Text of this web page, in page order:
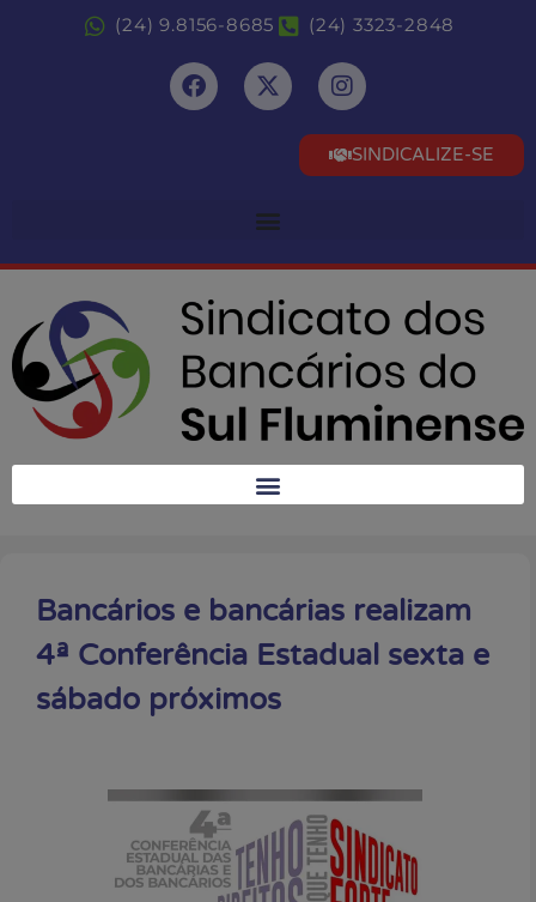
(24) 9.8156-8685 (24) 3323-2848
SINDICALIZE-SE
Bancários e bancárias realizam
4ª Conferência Estadual sexta e
sábado próximos